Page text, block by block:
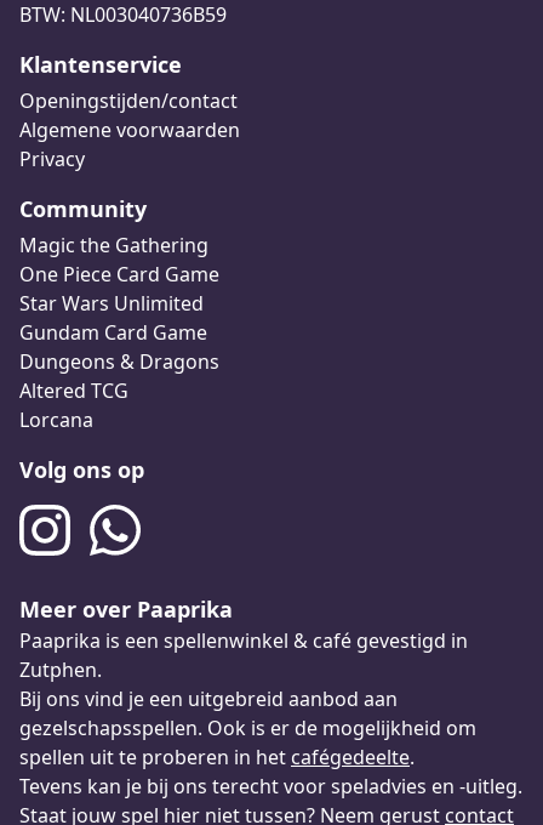
BTW: NL003040736B59
Klantenservice
Openingstijden/contact
Algemene voorwaarden
Privacy
Community
Magic the Gathering
One Piece Card Game
Star Wars Unlimited
Gundam Card Game
Dungeons & Dragons
Altered TCG
Lorcana
Volg ons op
Meer over Paaprika
Paaprika is een spellenwinkel & café gevestigd in
Zutphen.
Bij ons vind je een uitgebreid aanbod aan
gezelschapsspellen. Ook is er de mogelijkheid om
spellen uit te proberen in het cafégedeelte.
Tevens kan je bij ons terecht voor speladvies en -uitleg.
Staat jouw spel hier niet tussen? Neem gerust contact